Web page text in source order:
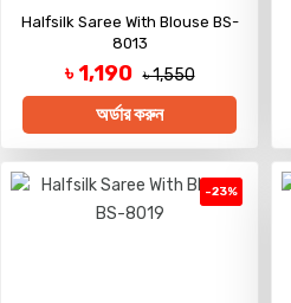
Halfsilk Saree With Blouse BS-
8013
৳ 1,190 ৳ 1,550
অর্ডার করুন
-23%